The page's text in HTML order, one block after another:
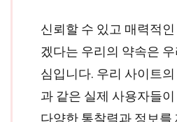
신뢰할 수 있고 매력적
겠다는 우리의 약속은
심입니다. 우리 사이트
과 같은 실제 사용자들
다양한 통찰력과 정보를